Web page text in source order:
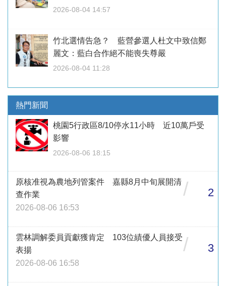
2026-08-04 14:57
竹北選情告急？ 藍營參選人杜文中致信鄭
麗文：藍白合作絕不能喪失尊嚴
2026-08-04 11:28
熱門新聞
桃園5行政區8/10停水11小時 近10萬戶受
影響
2026-08-06 18:15
原核准視為農地列管案件 嘉縣8月中旬展開清
查作業
2026-08-06 16:53
/ 2
雲林調解委員貢獻獲肯定 103位績優人員接受
表揚
2026-08-06 16:58
/ 3